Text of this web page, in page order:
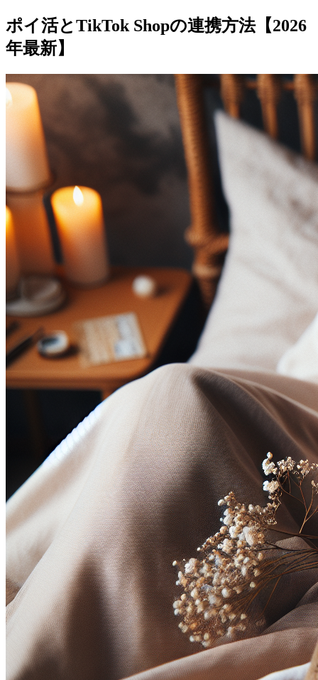
ポイ活とTikTok Shopの連携方法【2026
年最新】